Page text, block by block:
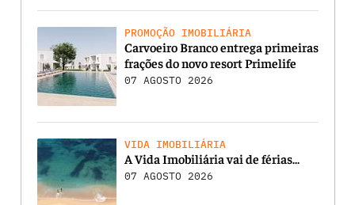
PROMOÇÃO IMOBILIÁRIA
Carvoeiro Branco entrega primeiras
frações do novo resort Primelife
07 AGOSTO 2026
VIDA IMOBILIÁRIA
A Vida Imobiliária vai de férias…
07 AGOSTO 2026